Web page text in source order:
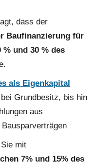
dass der
Baufinanzierung für
und 30 % des
als Eigenkapital
Grundbesitz, bis hin
aus
mit
7% und 15% des